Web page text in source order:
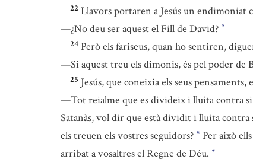
22 Llavors portaren a Jesús un endimoniat
—¿No deu ser aquest el Fill de David? *
24 Però els fariseus, quan ho sentiren,
—Si aquest treu els dimonis, és pel poder de
25 Jesús, que coneixia els seus pensaments,
—Tot reialme que es divideix i lluita contra si
Satanàs, vol dir que està dividit i lluita contra
els treuen els vostres seguidors? * Per això
arribat a vosaltres el Regne de Déu. *